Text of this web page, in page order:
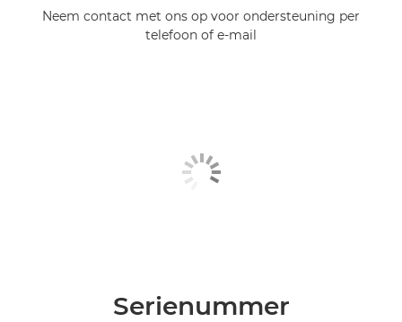
Neem contact met ons op voor ondersteuning per
telefoon of e-mail
Serienummer